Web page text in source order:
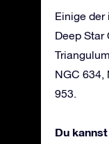
Einige der
Deep Star
NGC 634,
953.
Du